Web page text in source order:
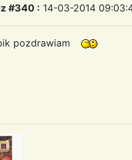
#340 : 14-03-2014
pozdrawiam